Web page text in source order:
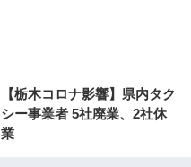
【栃木コロナ影響】県内タク
シー事業者 5社廃業、2社休
業